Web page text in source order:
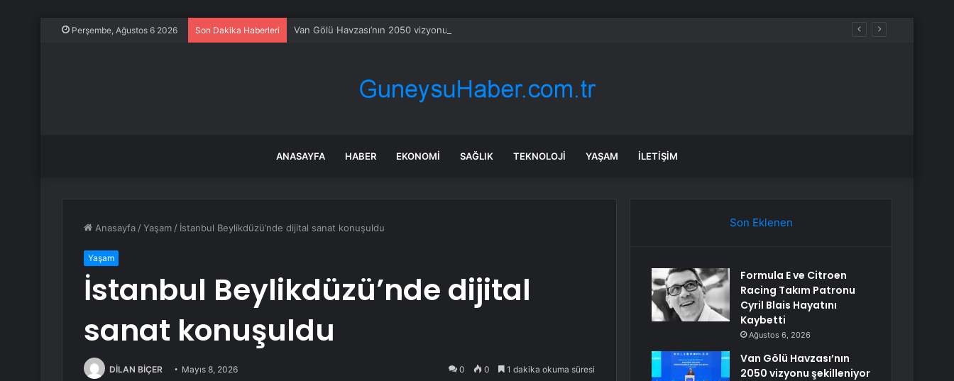
Perşembe, Ağustos 6 2026 Son Dakika Haberleri Van Gölü Havzası’nın 2050 vizyonu şekilleniyor
ANASAYFA HABER EKONOMI SAĞLIK TEKNOLOJI YAŞAM İLETIŞIM
Anasayfa /Yaşam / İstanbul Beylikdüzü’nde dijital sanat konuşuldu
Yaşam
İstanbul Beylikdüzü’nde dijital
sanat konuşuldu
DİLAN BİÇER Mayıs 8, 2026 0 0 1 dakika okuma süresi
Son Eklenen
Formula E ve Citroen
Racing Takım Patronu
Cyril Blais Hayatını
Kaybetti
Ağustos 6, 2026
Van Gölü Havzası’nın
2050 vizyonu şekilleniyor